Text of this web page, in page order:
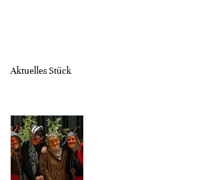
Aktuelles Stück